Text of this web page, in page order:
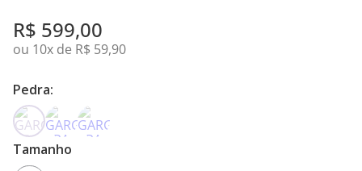
R$ 599,00
ou 10x de R$ 59,90
Pedra:
Tamanho